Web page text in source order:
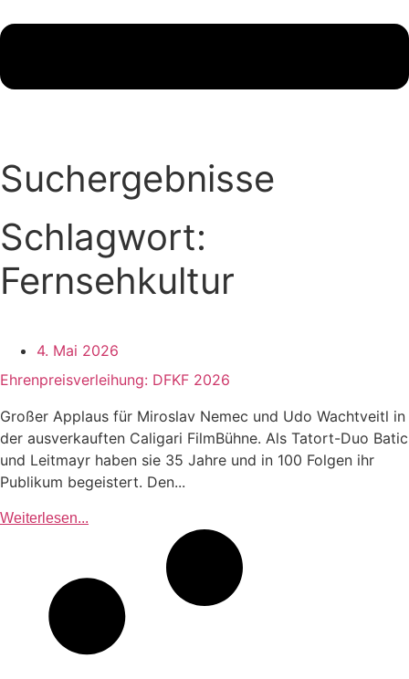
Suchergebnisse
Schlagwort:
Fernsehkultur
4. Mai 2026
Ehrenpreisverleihung: DFKF 2026
Großer Applaus für Miroslav Nemec und Udo Wachtveitl in
der ausverkauften Caligari FilmBühne. Als Tatort-Duo Batic
und Leitmayr haben sie 35 Jahre und in 100 Folgen ihr
Publikum begeistert. Den...
Weiterlesen...